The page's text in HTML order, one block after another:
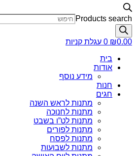
Products search
₪0.00
0 עגלת קניות
בית
אודות
מידע נוסף
חנות
חגים
מתנות לראש השנה
מתנות לחנוכה
מתנות לט”ו בשבט
מתנות לפורים
מתנות לפסח
מתנות לשבועות